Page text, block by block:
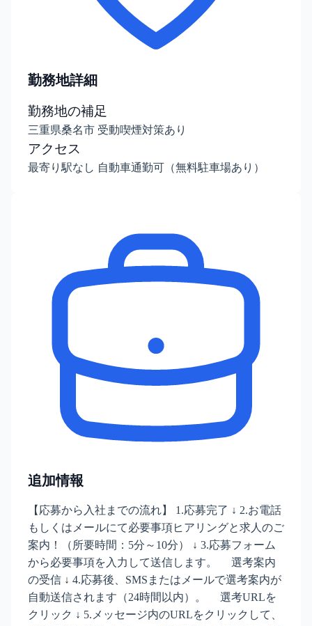
勤務地詳細
勤務地の補足
三重県桑名市 受動喫煙対策あり
アクセス
最寄り駅なし 自動車通勤可（無料駐車場あり）
追加情報
【応募から入社までの流れ】 1.応募完了 ↓ 2.お電話
もしくはメールにて必要事項ヒアリングと求人のご
案内！（所要時間：5分～10分） ↓ 3.応募フォーム
から必要事項を入力して送信します。 選考案内
の受信 ↓ 4.応募後、SMSまたはメールで選考案内が
自動送信されます（24時間以内）。 選考URLを
クリック ↓ 5.メッセージ内のURLをクリックして、